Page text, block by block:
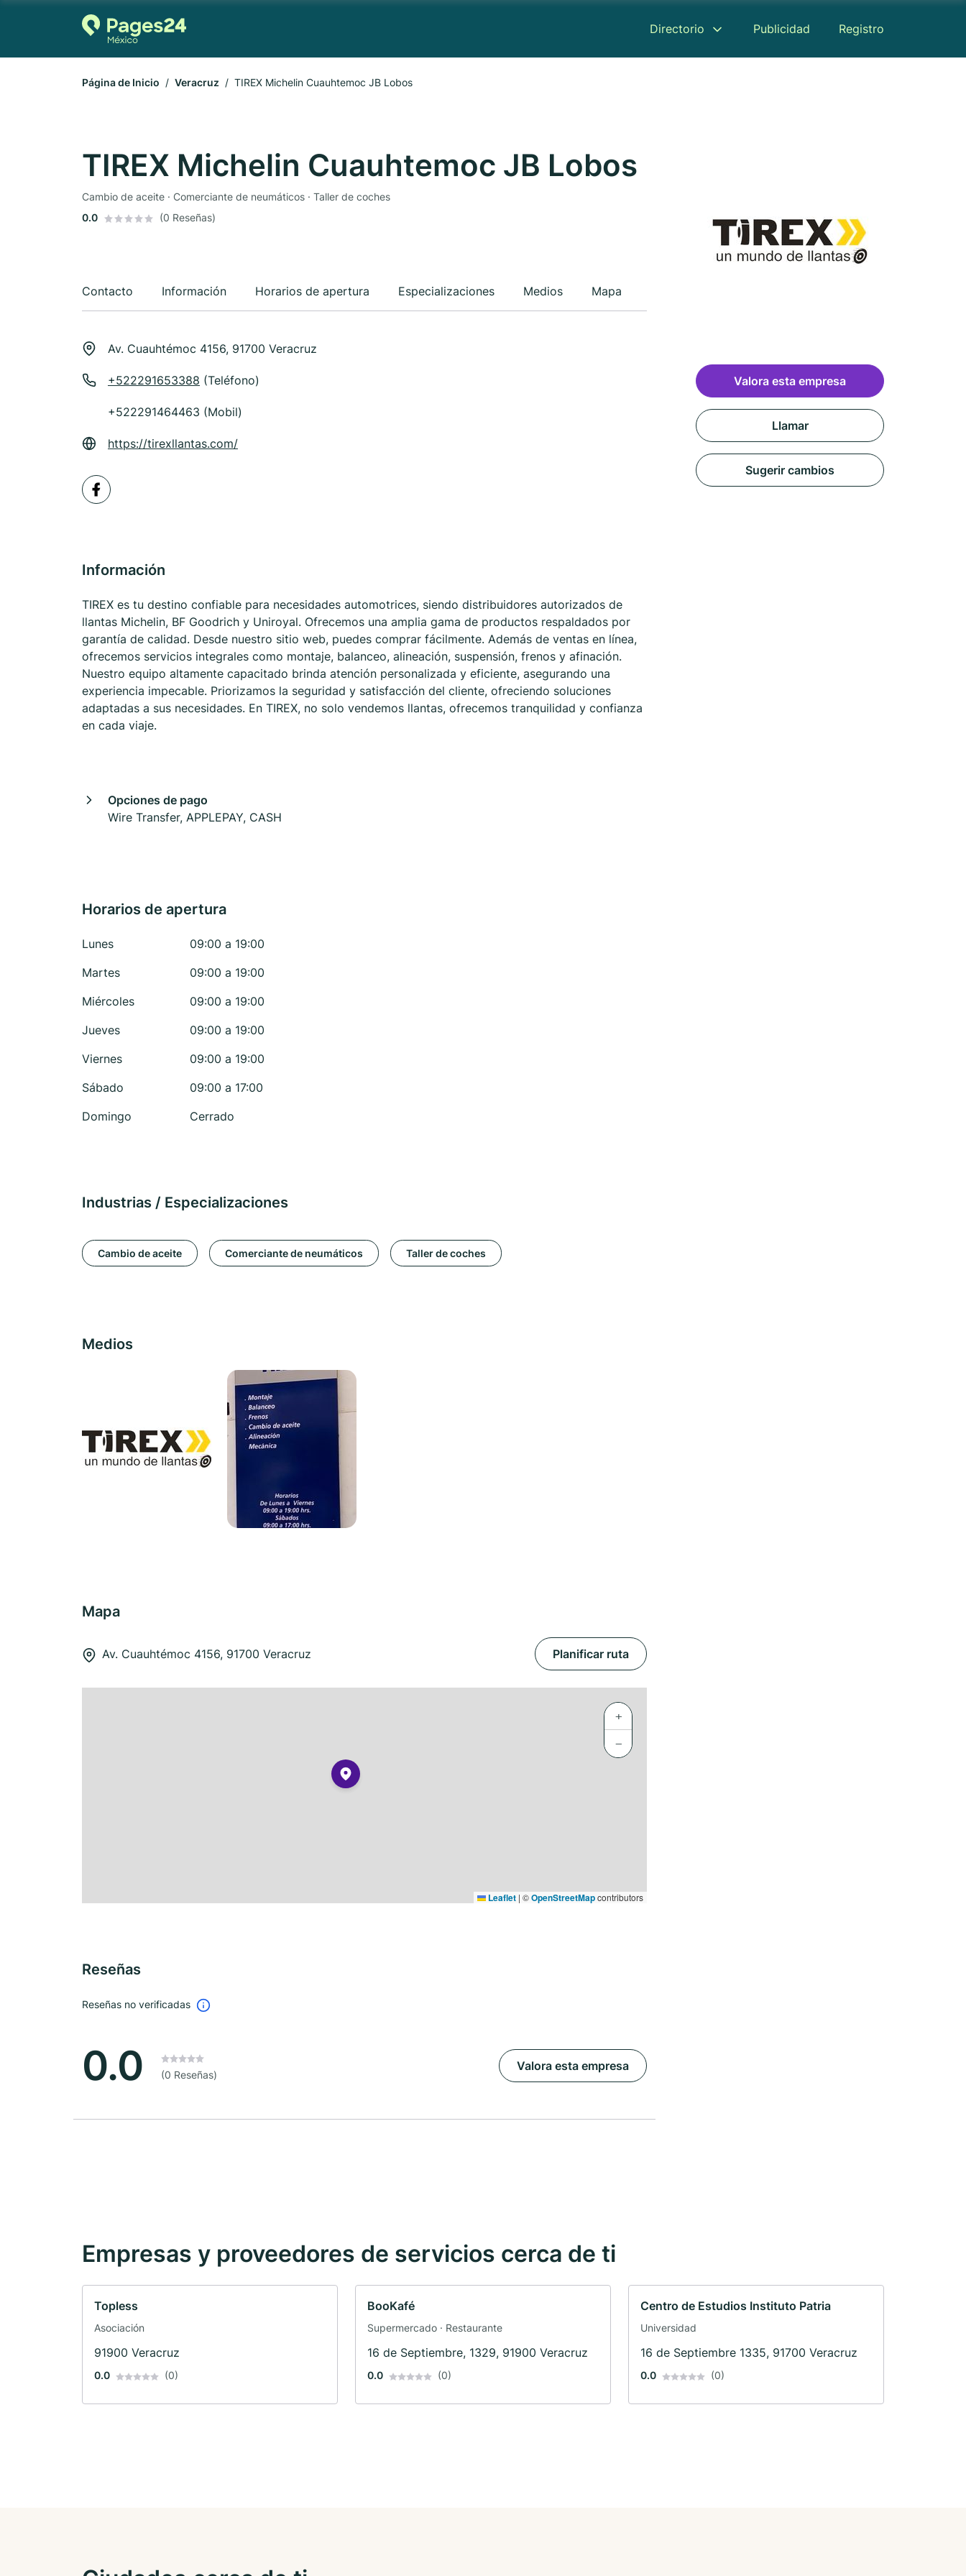
Directorio Publicidad Registro
Página de Inicio Veracruz TIREX Michelin Cuauhtemoc JB Lobos
TIREX Michelin Cuauhtemoc JB Lobos
Cambio de aceite · Comerciante de neumáticos · Taller de coches
0.0
(0 Reseñas)
Contacto Información Horarios de apertura Especializaciones Medios Mapa
Av. Cuauhtémoc 4156, 91700 Veracruz
+522291653388 (Teléfono)
+522291464463 (Mobil)
https://tirexllantas.com/
Información
TIREX es tu destino confiable para necesidades automotrices, siendo distribuidores autorizados de
llantas Michelin, BF Goodrich y Uniroyal. Ofrecemos una amplia gama de productos respaldados por
garantía de calidad. Desde nuestro sitio web, puedes comprar fácilmente. Además de ventas en línea,
ofrecemos servicios integrales como montaje, balanceo, alineación, suspensión, frenos y afinación.
Nuestro equipo altamente capacitado brinda atención personalizada y eficiente, asegurando una
experiencia impecable. Priorizamos la seguridad y satisfacción del cliente, ofreciendo soluciones
adaptadas a sus necesidades. En TIREX, no solo vendemos llantas, ofrecemos tranquilidad y confianza
en cada viaje.
Opciones de pago
Wire Transfer, APPLEPAY, CASH
Horarios de apertura
Lunes
09:00 a 19:00
Martes
09:00 a 19:00
Miércoles
09:00 a 19:00
Jueves
09:00 a 19:00
Viernes
09:00 a 19:00
Sábado
09:00 a 17:00
Domingo
Cerrado
Industrias / Especializaciones
Cambio de aceite Comerciante de neumáticos Taller de coches
Medios
Mapa
Av. Cuauhtémoc 4156, 91700 Veracruz Planificar ruta
+
−
Leaflet | ©OpenStreetMapcontributors
Reseñas
Reseñas no verificadas
0.0 (0 Reseñas)
Valora esta empresa
Valora esta empresa
Llamar
Sugerir cambios
Empresas y proveedores de servicios cerca de ti
Topless
Asociación
91900 Veracruz
0.0 (0)
BooKafé
Supermercado · Restaurante
16 de Septiembre, 1329, 91900 Veracruz
0.0 (0)
Centro de Estudios Instituto Patria
Universidad
16 de Septiembre 1335, 91700 Veracruz
0.0 (0)